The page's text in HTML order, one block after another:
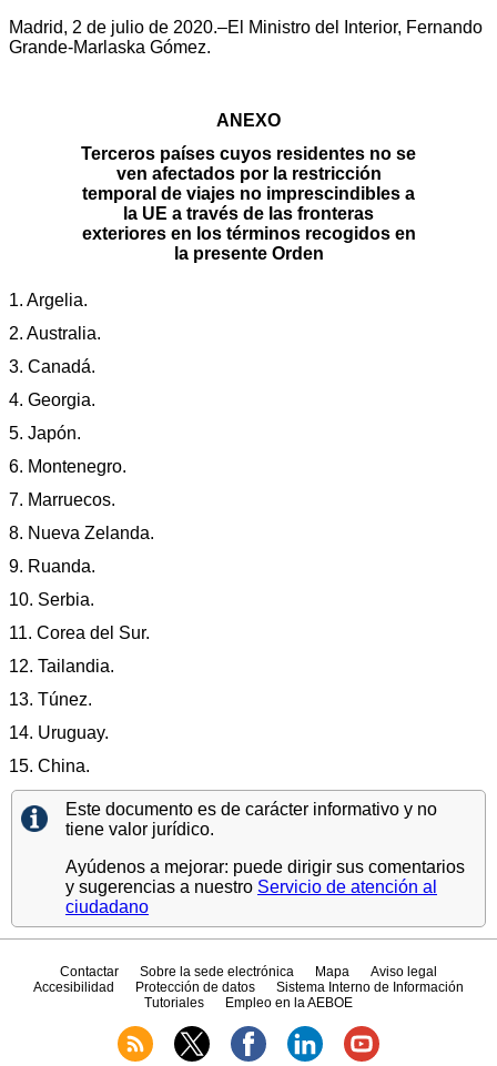
Madrid, 2 de julio de 2020.–El Ministro del Interior, Fernando
Grande-Marlaska Gómez.
ANEXO
Terceros países cuyos residentes no se
ven afectados por la restricción
temporal de viajes no imprescindibles a
la UE a través de las fronteras
exteriores en los términos recogidos en
la presente Orden
1. Argelia.
2. Australia.
3. Canadá.
4. Georgia.
5. Japón.
6. Montenegro.
7. Marruecos.
8. Nueva Zelanda.
9. Ruanda.
10. Serbia.
11. Corea del Sur.
12. Tailandia.
13. Túnez.
14. Uruguay.
15. China.
Este documento es de carácter informativo y no
tiene valor jurídico.
Ayúdenos a mejorar: puede dirigir sus comentarios
y sugerencias a nuestro Servicio de atención al
ciudadano
Contactar Sobre la sede electrónica Mapa
Aviso legal
Accesibilidad
Protección de datos
Sistema Interno de Información
Tutoriales
Empleo en la AEBOE